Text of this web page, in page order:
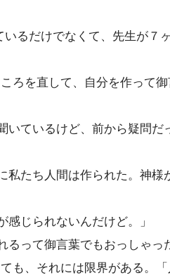
るだけでなくて、先生が７
ろを直して、自分を作って
ているけど、前から疑問
たち人間は作られた。神
じられないんだけど。」
って御言葉でもおっしゃっ
も、それには限界がある。